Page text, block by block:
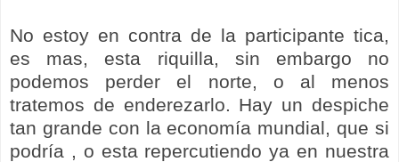
No estoy en contra de la participante tica,
es mas, esta riquilla, sin embargo no
podemos perder el norte, o al menos
tratemos de enderezarlo. Hay un despiche
tan grande con la economía mundial, que si
podría , o esta repercutiendo ya en nuestra